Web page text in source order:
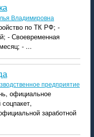
Владимировна
по ТК РФ; -
- Своевременная
- ...
предприятие
официальное
заработной